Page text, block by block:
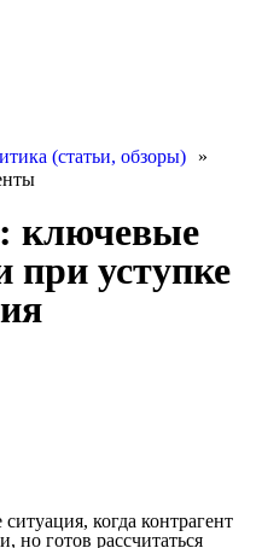
(статьи, обзоры)
»
ключевые
уступке
когда контрагент
но готов рассчитаться